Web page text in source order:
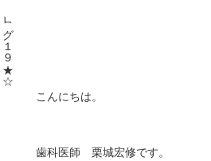
こんにちは。
歯科医師 栗城宏修です。